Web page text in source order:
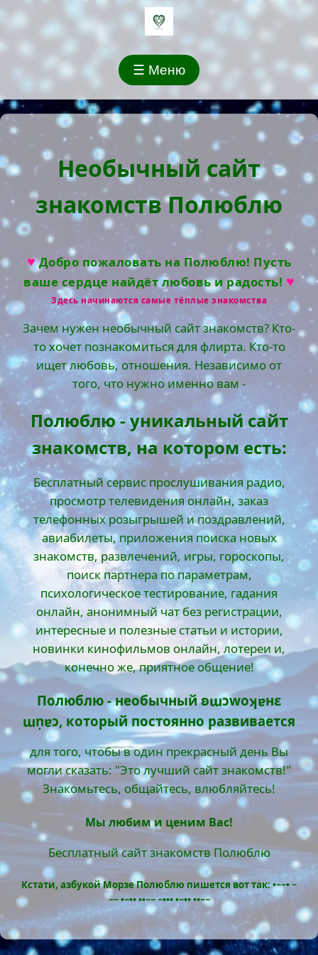
☰ Меню
Необычный сайт
знакомств Полюблю
♥Добро пожаловать на Полюблю! Пусть
ваше сердце найдёт любовь и радость! ♥
Здесь начинаются самые тёплые знакомства
Зачем нужен необычный сайт знакомств? Кто-
то хочет познакомиться для флирта. Кто-то
ищет любовь, отношения. Независимо от
того, что нужно именно вам -
Полюблю - уникальный сайт
знакомств, на котором есть:
Бесплатный сервис прослушивания радио,
просмотр телевидения онлайн, заказ
телефонных розыгрышей и поздравлений,
авиабилеты, приложения поиска новых
знакомств, развлечений, игры, гороскопы,
поиск партнера по параметрам,
психологическое тестирование, гадания
онлайн, анонимный чат без регистрации,
интересные и полезные статьи и истории,
новинки кинофильмов онлайн, лотереи и,
конечно же, приятное общение!
Полюблю - необычный ʚɯɔwоʞɐнε
ɯņɐɔ, который постоянно развивается
для того, чтобы в один прекрасный день Вы
могли сказать: "Это лучший сайт знакомств!"
Знакомьтесь, общайтесь, влюбляйтесь!
Мы любим и ценим Вас!
Бесплатный сайт знакомств Полюблю
Кстати, азбукой Морзе Полюблю пишется вот так: •−−• −
−− •−•• ••−− −••• •−•• ••−−